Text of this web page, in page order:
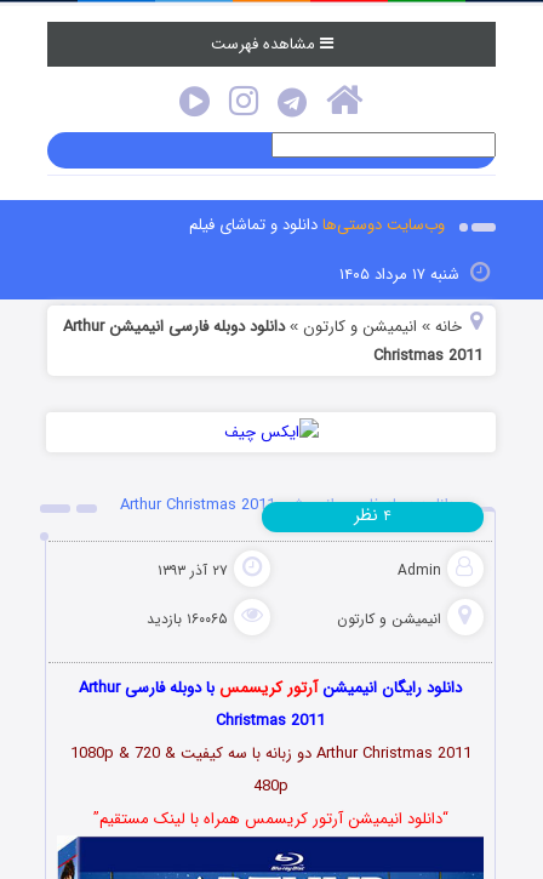
مشاهده فهرست
وب‌سایت دوستی‌هادانلود و تماشای فیلم
شنبه ۱۷ مرداد ۱۴۰۵
خانه » انیمیشن و کارتون »
دانلود دوبله فارسی انیمیشن Arthur
Christmas 2011
دانلود دوبله فارسی انیمیشن Arthur Christmas 2011
Admin ۲۷ آذر ۱۳۹۳
انیمیشن و کارتون ۱۶۰۰۶۵ بازدید
۴ نظر
دانلود رایگان انیمیشنآرتور کریسمس
با دوبله فارسی Arthur
Christmas 2011
Arthur Christmas 2011 دو زبانه با سه کیفیت 1080p & 720 &
480p
“دانلود انیمیشن آرتور کریسمس همراه با لینک مستقیم”